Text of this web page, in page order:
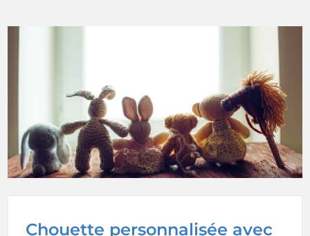
Chouette personnalisée avec